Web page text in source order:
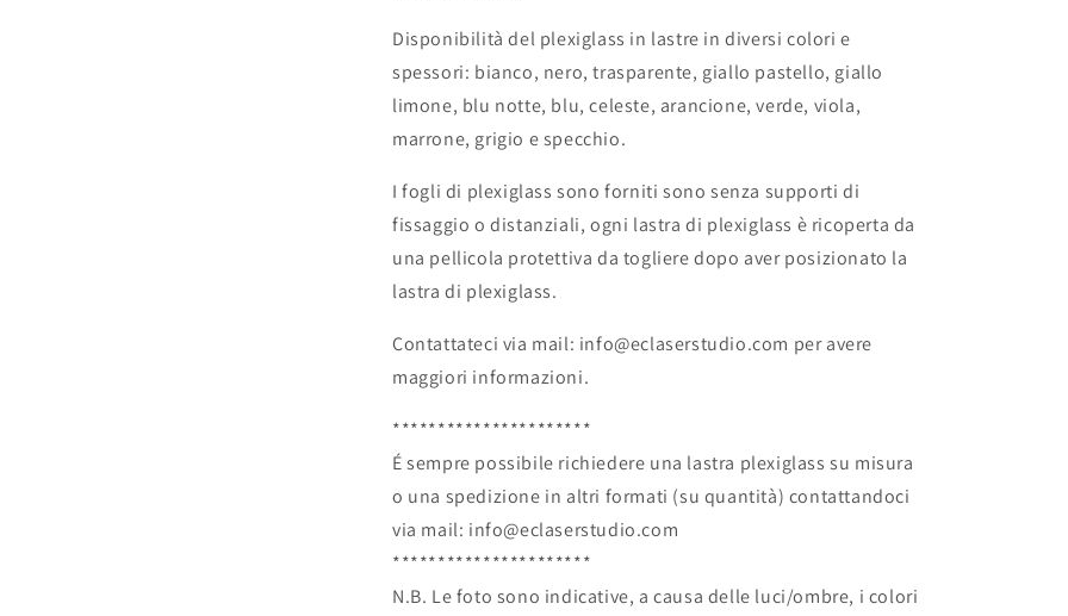
Disponibilità del plexiglass in lastre in diversi colori e
spessori: bianco, nero, trasparente, giallo pastello, giallo
limone, blu notte, blu, celeste, arancione, verde, viola,
marrone, grigio e specchio.
I fogli di plexiglass sono forniti sono senza supporti di
fissaggio o distanziali, ogni lastra di plexiglass è ricoperta da
una pellicola protettiva da togliere dopo aver posizionato la
lastra di plexiglass.
Contattateci via mail: info@eclaserstudio.com per avere
maggiori informazioni.
**********************
É sempre possibile richiedere una lastra plexiglass su misura
o una spedizione in altri formati (su quantità) contattandoci
via mail: info@eclaserstudio.com
**********************
N.B. Le foto sono indicative, a causa delle luci/ombre, i colori